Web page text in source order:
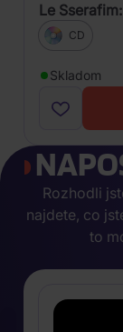
Le
CD
Skladom
Rozhodli
najdete, co
to